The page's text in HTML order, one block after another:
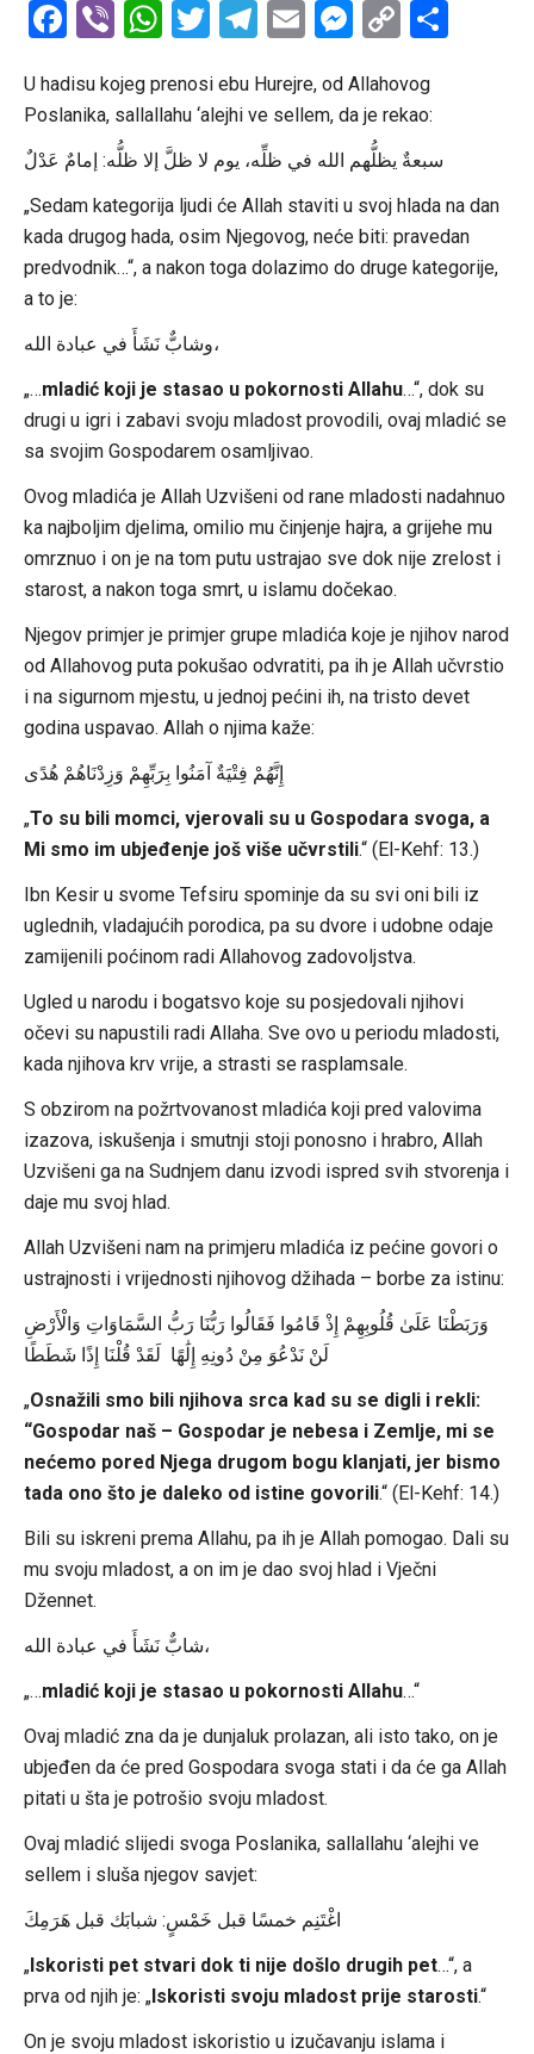
Facebook
ViberWhatsApp
Twitter
Telegram
EmailCopy
U hadisu kojeg prenosi ebu Hurejre, od Allahovog
Poslanika, sallallahu ‘alejhi ve sellem, da je rekao:
سبعةٌ يظلُّهم الله في ظلِّه، يوم لا ظلَّ إلا ظلُّه: إمامٌ عَدْلٌ
„Sedam kategorija ljudi će Allah staviti u svoj hlada na dan
kada drugog hada, osim Njegovog, neće biti: pravedan
predvodnik…“, a nakon toga dolazimo do druge kategorije,
a to je:
وشابٌّ نَشَأَ في عبادة الله،
„…mladić koji je stasao u pokornosti Allahu…“, dok su
drugi u igri i zabavi svoju mladost provodili, ovaj mladić se
sa svojim Gospodarem osamljivao.
Ovog mladića je Allah Uzvišeni od rane mladosti nadahnuo
ka najboljim djelima, omilio mu činjenje hajra, a grijehe mu
omrznuo i on je na tom putu ustrajao sve dok nije zrelost i
starost, a nakon toga smrt, u islamu dočekao.
Njegov primjer je primjer grupe mladića koje je njihov narod
od Allahovog puta pokušao odvratiti, pa ih je Allah učvrstio
i na sigurnom mjestu, u jednoj pećini ih, na tristo devet
godina uspavao. Allah o njima kaže:
إِنَّهُمْ فِتْيَةٌ آمَنُوا بِرَبِّهِمْ وَزِدْنَاهُمْ هُدًى
„To su bili momci, vjerovali su u Gospodara svoga, a
Mi smo im ubjeđenje još više učvrstili.“ (El-Kehf: 13.)
Ibn Kesir u svome Tefsiru spominje da su svi oni bili iz
uglednih, vladajućih porodica, pa su dvore i udobne odaje
zamijenili poćinom radi Allahovog zadovoljstva.
Ugled u narodu i bogatsvo koje su posjedovali njihovi
očevi su napustili radi Allaha. Sve ovo u periodu mladosti,
kada njihova krv vrije, a strasti se rasplamsale.
S obzirom na požrtvovanost mladića koji pred valovima
izazova, iskušenja i smutnji stoji ponosno i hrabro, Allah
Uzvišeni ga na Sudnjem danu izvodi ispred svih stvorenja i
daje mu svoj hlad.
Allah Uzvišeni nam na primjeru mladića iz pećine govori o
ustrajnosti i vrijednosti njihovog džihada – borbe za istinu:
وَرَبَطْنَا عَلَىٰ قُلُوبِهِمْ إِذْ قَامُوا فَقَالُوا رَبُّنَا رَبُّ السَّمَاوَاتِ وَالْأَرْضِ
لَنْ نَدْعُوَ مِنْ دُونِهِ إِلَٰهًا لَقَدْ قُلْنَا إِذًا شَطَطًا
„Osnažili smo bili njihova srca kad su se digli i rekli:
“Gospodar naš – Gospodar je nebesa i Zemlje, mi se
nećemo pored Njega drugom bogu klanjati, jer bismo
tada ono što je daleko od istine govorili.“ (El-Kehf: 14.)
Bili su iskreni prema Allahu, pa ih je Allah pomogao. Dali su
mu svoju mladost, a on im je dao svoj hlad i Vječni
Džennet.
شابٌّ نَشَأَ في عبادة الله،
„…mladić koji je stasao u pokornosti Allahu…“
Ovaj mladić zna da je dunjaluk prolazan, ali isto tako, on je
ubjeđen da će pred Gospodara svoga stati i da će ga Allah
pitati u šta je potrošio svoju mladost.
Ovaj mladić slijedi svoga Poslanika, sallallahu ‘alejhi ve
sellem i sluša njegov savjet:
اغْتَنِم خمسًا قبل خَمْسٍ: شبابَك قبل هَرَمِكَ
„Iskoristi pet stvari dok ti nije došlo drugih pet…“, a
prva od njih je: „Iskoristi svoju mladost prije starosti.“
On je svoju mladost iskoristio u izučavanju islama i